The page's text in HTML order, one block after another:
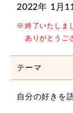
2022年 1月
終了いたしま
ありがとうご
テーマ
自分の好きを